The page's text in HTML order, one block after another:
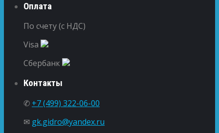
Оплата
По счету (с НДС)
Visa
Сбербанк
Контакты
✆ +7 (499) 322-06-00
✉ gk.gidro@yandex.ru